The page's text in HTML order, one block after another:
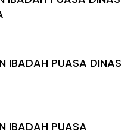
IBADAH PUASA DINAS
IBADAH PUASA